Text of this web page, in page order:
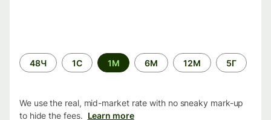
Time
period
48Ч 1С 1М 6М 12М 5Г
We use the real, mid-market rate with no sneaky mark-up
to hide the fees. Learn more